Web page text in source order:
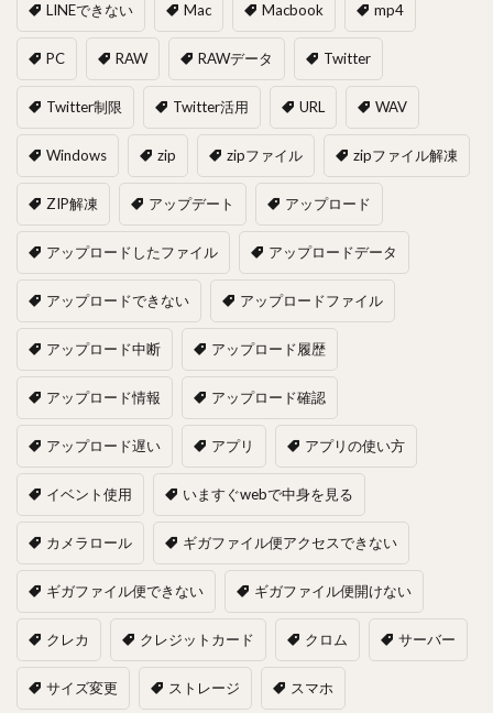
LINEできない Mac Macbook mp4
PC RAW RAWデータ Twitter
Twitter制限 Twitter活用 URL WAV
Windows zip zipファイル zipファイル解凍
ZIP解凍 アップデート アップロード
アップロードしたファイル アップロードデータ
アップロードできない アップロードファイル
アップロード中断 アップロード履歴
アップロード情報 アップロード確認
アップロード遅い アプリ アプリの使い方
イベント使用 いますぐwebで中身を見る
カメラロール ギガファイル便アクセスできない
ギガファイル便できない ギガファイル便開けない
クレカ クレジットカード クロム サーバー
サイズ変更 ストレージ スマホ